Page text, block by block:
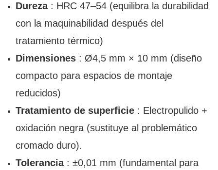
Dureza: HRC 47–54 (equilibra la durabilidad
con la maquinabilidad después del
tratamiento térmico)
Dimensiones: Ø4,5 mm × 10 mm (diseño
compacto para espacios de montaje
reducidos)
Tratamiento de superficie: Electropulido +
oxidación negra (sustituye al problemático
cromado duro).
Tolerancia: ±0,01 mm (fundamental para